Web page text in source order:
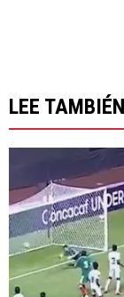
LEE TAMBIÉN